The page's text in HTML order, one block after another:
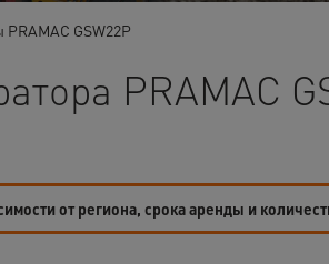
GSW22P
PRAMAC
от региона, срока аренды и